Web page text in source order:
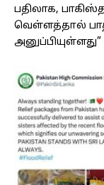
பதிலாக,
வெள்ளத்தால்